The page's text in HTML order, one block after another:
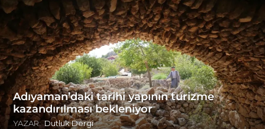
Adıyaman’daki tarihi yapının turizme
kazandırılması bekleniyor
YAZAR: Dutluk Dergi